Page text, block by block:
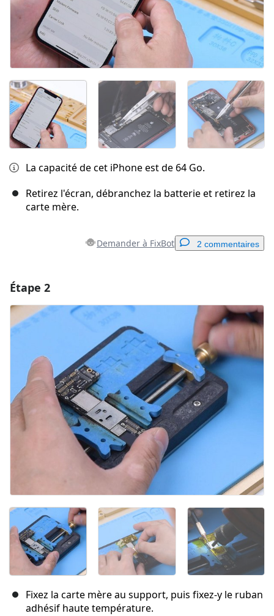
La capacité de cet iPhone est de 64 Go.
Retirez l'écran, débranchez la batterie et retirez la
carte mère.
Demander à FixBot 2 commentaires
Ajouter un commentaire
Annuler Publier un commentaire
Étape 2
Fixez la carte mère au support, puis fixez-y le ruban
adhésif haute température.